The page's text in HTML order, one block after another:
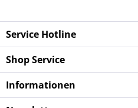
Service Hotline
Shop Service
Informationen